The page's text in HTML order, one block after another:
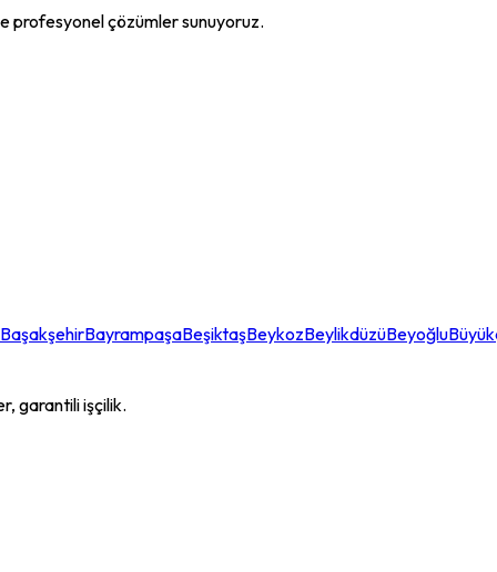
profesyonel çözümler sunuyoruz.
BaşakşehirBayrampaşaBeşiktaşBeykozBeylikdüzüBeyoğlu
garantili işçilik.